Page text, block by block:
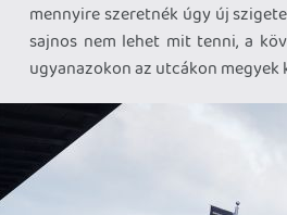
mennyire szeretnék úgy új
sajnos nem lehet mit tenni, a
ugyanazokon az utcákon